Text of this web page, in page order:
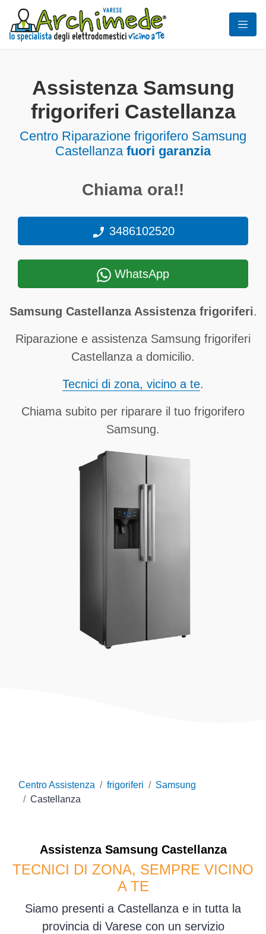
Assistenza Samsung
frigoriferi Castellanza
Centro Riparazione frigorifero Samsung
Castellanza fuori garanzia
Chiama ora!!
3486102520
WhatsApp
Samsung Castellanza Assistenza frigoriferi.
Riparazione e assistenza Samsung frigoriferi
Castellanza a domicilio.
Tecnici di zona, vicino a te.
Chiama subito per riparare il tuo frigorifero
Samsung.
Centro Assistenza frigoriferi
Samsung
Castellanza
Assistenza Samsung Castellanza
TECNICI DI ZONA, SEMPRE VICINO
A TE
Siamo presenti a Castellanza e in tutta la
provincia di Varese con un servizio